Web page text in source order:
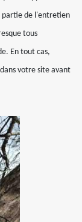
partie de l'entretien
tous
En tout cas,
votre site avant